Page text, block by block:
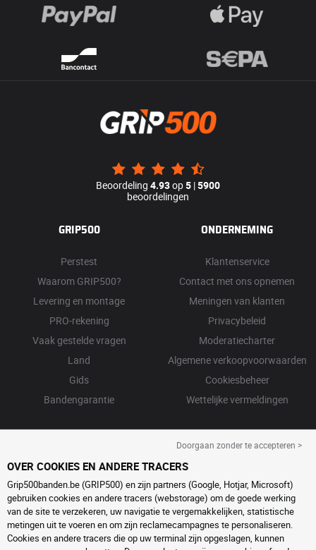
Beoordeling 4.93op5 |5900
beoordelingen
GRIP500
Perstest
Waarom GRIP500?
Levering en montage
PRO-rekening
Vaak gestelde vragen
Land
Gids
Bandengarantie
ONDERNEMING
Klantenservice
Contact met ons opnemen
Meningen van klanten
Privacybeleid
Moderatiecharter
Algemene verkoopvoorwaarden
Cookiesbeheer
Wettelijke vermeldingen
Doorgaan zonder te accepteren >
OVER COOKIES EN ANDERE TRACERS
Grip500banden.be (GRIP500) en zijn partners (Google, Hotjar, Microsoft)
gebruiken cookies en andere tracers (webstorage) om de goede werking
van de site te verzekeren, uw navigatie te vergemakkelijken, statistische
metingen uit te voeren en om zijn reclamecampagnes te personaliseren.
Cookies en andere tracers die op uw terminal zijn opgeslagen, kunnen